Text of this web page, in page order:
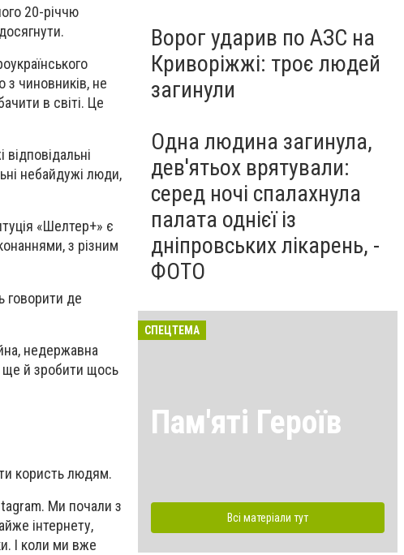
20-річчю
з чиновників, не
в світі. Це
небайдужі люди,
«Шелтер+» є
з різним
говорити де
недержавна
ще й зробити щось
користь людям.
Ми почали з
інтернету,
І коли ми вже
Ворог ударив по АЗС на
Криворіжжі: троє людей
загинули
Одна людина загинула,
дев'ятьох врятували:
серед ночі спалахнула
палата однієї із
дніпровських лікарень, -
ФОТО
СПЕЦТЕМА
Пам'яті Героїв
Всі матеріали тут